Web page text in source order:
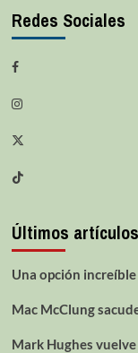
Redes Sociales
Últimos artículos
Una opción increíble
Mac McClung
Mark Hughes